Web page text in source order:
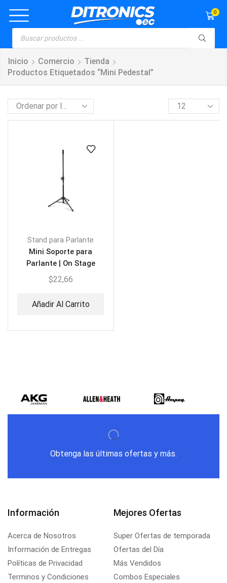
0
Inicio Comercio
Tienda
Productos Etiquetados “mini Pedestal”
Stand para Parlante
Mini Soporte para
Parlante | On Stage
SSAS7000B
$22,66
Añadir Al Carrito
Obtenga las últimas ofertas y más.
Información
Acerca de Nosotros
Información de Entregas
Políticas de Privacidad
Terminos y Condiciones
Mejores Ofertas
Super Ofertas de temporada
Ofertas del Día
Más Vendidos
Combos Especiales